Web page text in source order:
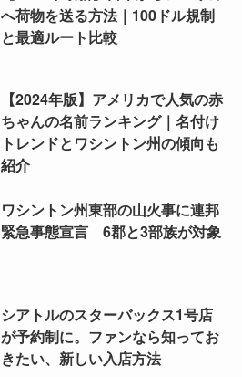
へ荷物を送る方法｜100ドル規制
と最適ルート比較
【2024年版】アメリカで人気の赤
ちゃんの名前ランキング｜名付け
トレンドとワシントン州の傾向も
紹介
ワシントン州東部の山火事に連邦
緊急事態宣言 6郡と3部族が対象
シアトルのスターバックス1号店
が予約制に。ファンなら知ってお
きたい、新しい入店方法